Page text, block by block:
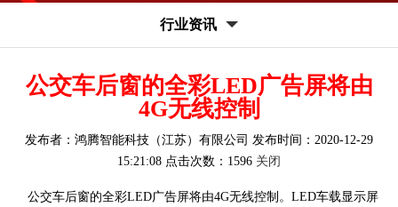
行业资讯
公交车后窗的全彩LED广告屏将由
4G无线控制
发布者：鸿腾智能科技（江苏）有限公司 发布时间：2020-12-29
15:21:08 点击次数：1596 关闭
公交车后窗的全彩LED广告屏将由4G无线控制。LED车载显示屏